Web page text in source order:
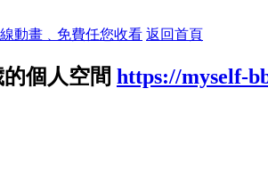
動畫﹑免費任您收看 返回首頁
個人空間 https://myself-